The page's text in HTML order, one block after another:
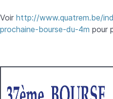
Voir http://www.quatrem.be/
prochaine-bourse-du-4m pour